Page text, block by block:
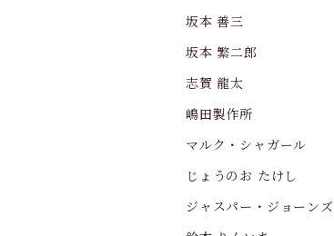
坂本 善三
坂本 繁二郎
志賀 龍太
嶋田製作所
マルク・シャガール
じょうのお たけし
ジャスパー・ジョーンズ